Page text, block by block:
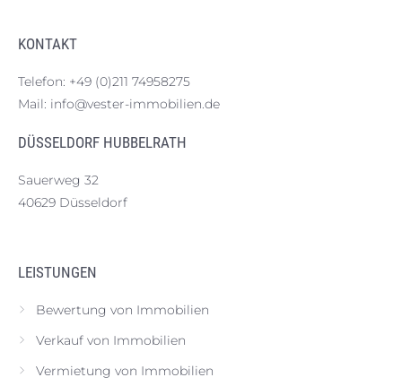
KONTAKT
Telefon: +49 (0)211 74958275
Mail: info@vester-immobilien.de
DÜSSELDORF HUBBELRATH
Sauerweg 32
40629 Düsseldorf
LEISTUNGEN
Bewertung von Immobilien
Verkauf von Immobilien
Vermietung von Immobilien